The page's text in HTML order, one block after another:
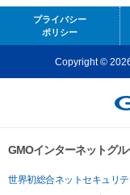
プライバシー
ポリシー
Copyright ©
GMOインターネットグ
世界初総合ネットセキュリ